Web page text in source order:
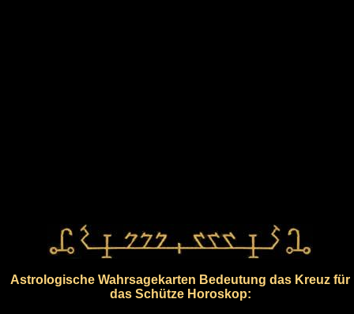
Astrologische Wahrsagekarten Bedeutung das Kreuz für
das Schütze Horoskop: